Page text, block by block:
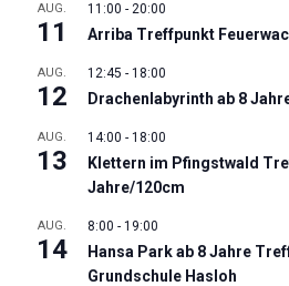
AUG.
11
11:00 - 20:00
Arriba Treffpunkt
AUG.
12
12:45 - 18:00
Drachenlabyrinth ab 8
AUG.
13
14:00 - 18:00
Klettern im Pfingstwald
Jahre/120cm
AUG.
14
8:00 - 19:00
Hansa Park ab 8 Jahre
Grundschule Hasloh